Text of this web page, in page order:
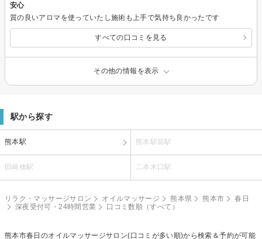
安心
質の良いアロマを使っていたし施術も上手で気持ち良かったです
すべての口コミを見る
その他の情報を表示
駅から探す
熊本駅 熊本駅前駅
田崎橋駅 二本木口駅
リラク・マッサージサロン オイルマッサージ 熊本県 熊本市
春日
深夜受付可・24時間営業
口コミ数順（すべて）
熊本市春日のオイルマッサージサロン(口コミが多い順)から検索＆予約が可能